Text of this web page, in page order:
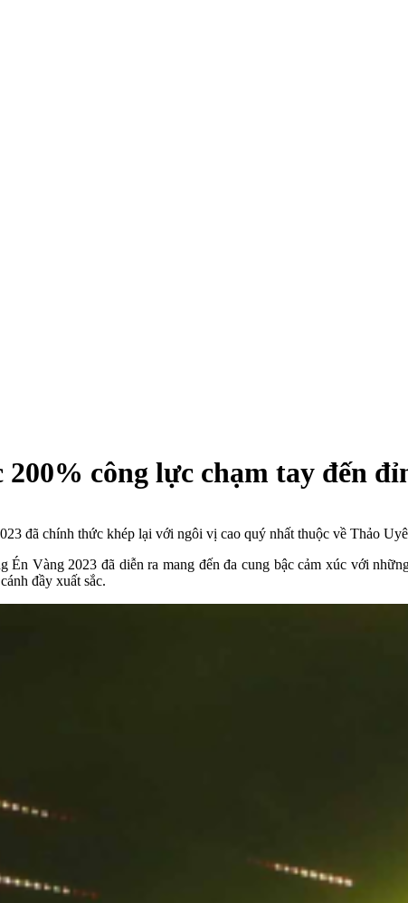
200% công lực chạm tay đến
đã chính thức khép lại với ngôi vị cao quý nhất thuộc về Thảo
Vàng 2023 đã diễn ra mang đến đa cung bậc cảm xúc với
đầy xuất sắc.